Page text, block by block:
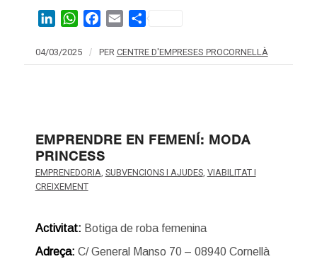
LinkedInWhatsAppFacebook
EmailShare
04/03/2025 / PER CENTRE D'EMPRESES PROCORNELLÀ
EMPRENDRE EN FEMENÍ: MODA
PRINCESS
EMPRENEDORIA SUBVENCIONS I AJUDES, VIABILITAT I
CREIXEMENT
Activitat: Botiga de roba femenina
Adreça: C/ General Manso 70 – 08940 Cornellà